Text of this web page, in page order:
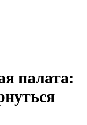
палата: